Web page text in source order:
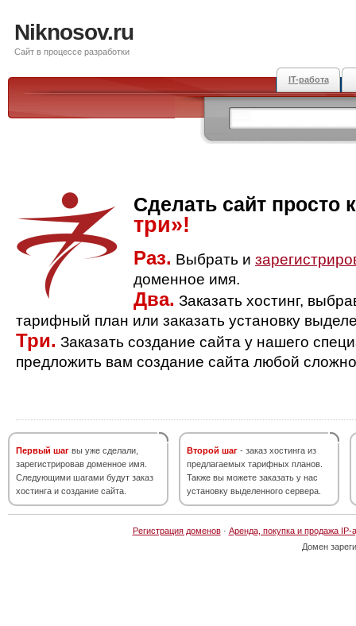
Niknosov.ru
Сайт в процессе разработки
IT-работа
Сделать сайт просто
три»!
Раз. Выбрать и
доменное имя.
Два. Заказать хостинг,
тарифный план или заказать установку
Три. Заказать создание сайта у нашего
предложить вам создание сайта любой
Первый шаг вы уже сделали,
зарегистрировав доменное имя.
Следующими шагами будут заказ
хостинга и создание сайта.
Второй шаг - заказ хостинга из
предлагаемых тарифных планов.
Также вы можете заказать у нас
установку выделенного сервера.
Регистрация доменов· Аренда, покупка и продажа IP-
Домен